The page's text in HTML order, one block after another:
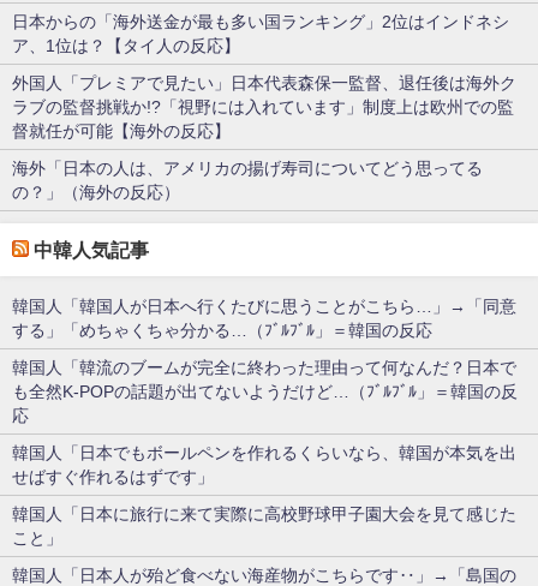
日本からの「海外送金が最も多い国ランキング」2位はインドネシ
ア、1位は？【タイ人の反応】
外国人「プレミアで見たい」日本代表森保一監督、退任後は海外ク
ラブの監督挑戦か!?「視野には入れています」制度上は欧州での監
督就任が可能【海外の反応】
海外「日本の人は、アメリカの揚げ寿司についてどう思ってる
の？」（海外の反応）
中韓人気記事
韓国人「韓国人が日本へ行くたびに思うことがこちら…」→「同意
する」「めちゃくちゃ分かる…（ﾌﾞﾙﾌﾞﾙ」＝韓国の反応
韓国人「韓流のブームが完全に終わった理由って何なんだ？日本で
も全然K-POPの話題が出てないようだけど…（ﾌﾞﾙﾌﾞﾙ」＝韓国の反
応
韓国人「日本でもボールペンを作れるくらいなら、韓国が本気を出
せばすぐ作れるはずです」
韓国人「日本に旅行に来て実際に高校野球甲子園大会を見て感じた
こと」
韓国人「日本人が殆ど食べない海産物がこちらです‥」→「島国の